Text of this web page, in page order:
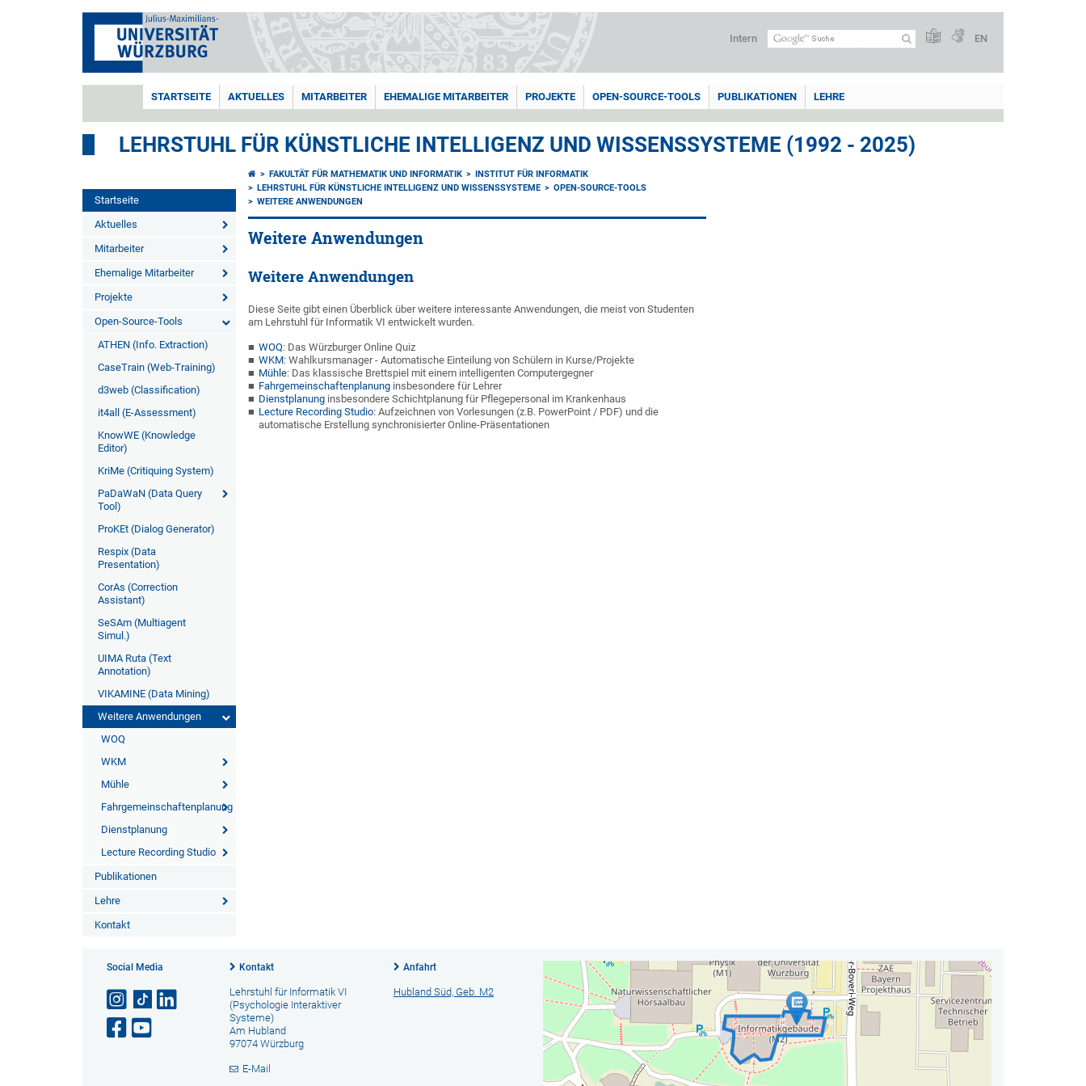
Intern EN
STARTSEITE AKTUELLES MITARBEITER EHEMALIGE MITARBEITER PROJEKTE OPEN-SOURCE-TOOLS PUBLIKATIONEN LEHRE
LEHRSTUHL FÜR KÜNSTLICHE INTELLIGENZ UND WISSENSSYSTEME (1992 - 2025)
Startseite
Aktuelles
Mitarbeiter
Ehemalige Mitarbeiter
Projekte
Open-Source-Tools
ATHEN (Info. Extraction)
CaseTrain (Web-Training)
d3web (Classification)
it4all (E-Assessment)
KnowWE (Knowledge
Editor)
KriMe (Critiquing System)
PaDaWaN (Data Query
Tool)
ProKEt (Dialog Generator)
Respix (Data
Presentation)
CorAs (Correction
Assistant)
SeSAm (Multiagent
Simul.)
UIMA Ruta (Text
Annotation)
VIKAMINE (Data Mining)
Weitere Anwendungen
WOQ
WKM
Mühle
Fahrgemeinschaftenplanung
Dienstplanung
Lecture Recording Studio
Publikationen
Lehre
Kontakt
FAKULTÄT FÜR MATHEMATIK UND INFORMATIK
INSTITUT FÜR INFORMATIK
LEHRSTUHL FÜR KÜNSTLICHE INTELLIGENZ UND WISSENSSYSTEME
OPEN-SOURCE-TOOLS
WEITERE ANWENDUNGEN
Weitere Anwendungen
Weitere Anwendungen
Diese Seite gibt einen Überblick über weitere interessante Anwendungen, die meist von Studenten
am Lehrstuhl für Informatik VI entwickelt wurden.
WOQ: Das Würzburger Online Quiz
WKM: Wahlkursmanager - Automatische Einteilung von Schülern in Kurse/Projekte
Mühle: Das klassische Brettspiel mit einem intelligenten Computergegner
Fahrgemeinschaftenplanung insbesondere für Lehrer
Dienstplanung insbesondere Schichtplanung für Pflegepersonal im Krankenhaus
Lecture Recording Studio: Aufzeichnen von Vorlesungen (z.B. PowerPoint / PDF) und die
automatische Erstellung synchronisierter Online-Präsentationen
Social Media Kontakt
Lehrstuhl für Informatik VI
(Psychologie Interaktiver
Systeme)
Am Hubland
97074 Würzburg
E-Mail
Anfahrt
Hubland Süd, Geb. M2